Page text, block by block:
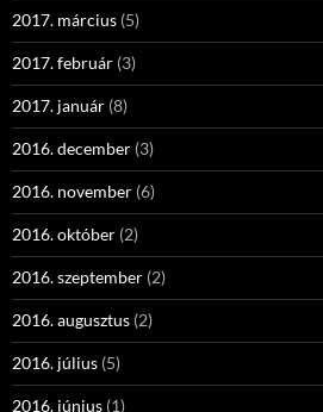
2017. március (5)
2017. február (3)
2017. január (8)
2016. december (3)
2016. november (6)
2016. október (2)
2016. szeptember (2)
2016. augusztus (2)
2016. július (5)
2016. június (1)